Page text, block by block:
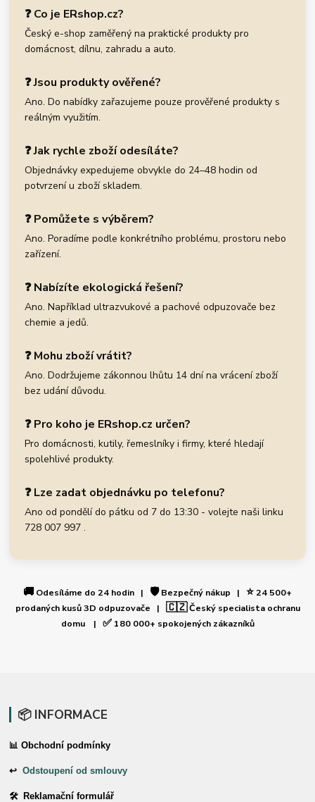
❓ Co je ERshop.cz?
Český e-shop zaměřený na praktické produkty pro
domácnost, dílnu, zahradu a auto.
❓ Jsou produkty ověřené?
Ano. Do nabídky zařazujeme pouze prověřené produkty s
reálným využitím.
❓ Jak rychle zboží odesíláte?
Objednávky expedujeme obvykle do 24–48 hodin od
potvrzení u zboží skladem.
❓ Pomůžete s výběrem?
Ano. Poradíme podle konkrétního problému, prostoru nebo
zařízení.
❓ Nabízíte ekologická řešení?
Ano. Například ultrazvukové a pachové odpuzovače bez
chemie a jedů.
❓ Mohu zboží vrátit?
Ano. Dodržujeme zákonnou lhůtu 14 dní na vrácení zboží
bez udání důvodu.
❓ Pro koho je ERshop.cz určen?
Pro domácnosti, kutily, řemeslníky i firmy, které hledají
spolehlivé produkty.
❓ Lze zadat objednávku po telefonu?
Ano od pondělí do pátku od 7 do 13:30 - volejte naši linku
728 007 997 .
🚚 Odesíláme do 24 hodin | 🛡️Bezpečný nákup | ⭐24 500+
prodaných kusů 3D odpuzovače | 🇨🇿Český specialista ochranu
domu | ✅180 000+ spokojených zákazníků
📦 INFORMACE
📊 Obchodní podmínky
↩Odstoupení od smlouvy
🛠 Reklamační formulář